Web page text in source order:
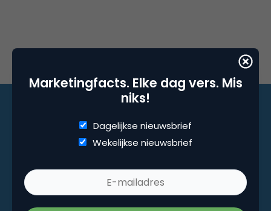
Marketingfacts. Elke dag vers. Mis
niks!
Dagelijkse nieuwsbrief
Wekelijkse nieuwsbrief
Marketingfacts. Elke dag vers. Mis niks!
Dagelijkse nieuwsbrief
Wekelijkse nieuwsbrief